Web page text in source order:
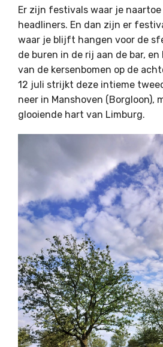
Er zijn festivals waar je
headliners. En dan zijn er
waar je blijft hangen voor de
de buren in de rij aan de bar,
van de kersenbomen op de
12 juli strijkt deze intieme
neer in Manshoven (Borgloon),
glooiende hart van Limburg.